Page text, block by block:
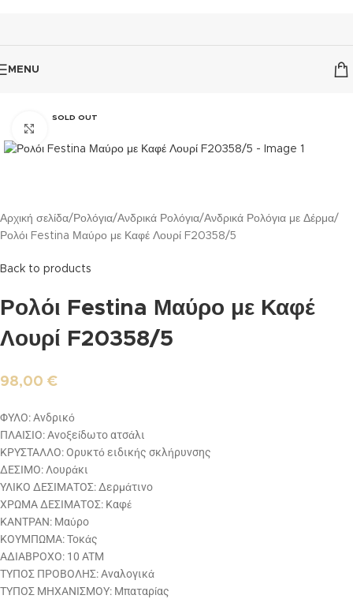
MENU
SOLD OUT
Αρχική σελίδα Ρολόγια Ανδρικά Ρολόγια Ανδρικά Ρολόγια με Δέρμα
Ρολόι Festina Μαύρο με Καφέ Λουρί F20358/5
Back to products
Ρολόι Festina Μαύρο με Καφέ
Λουρί F20358/5
98,00 €
ΦΥΛΟ: Ανδρικό
ΠΛΑΙΣΙΟ: Ανοξείδωτο ατσάλι
ΚΡΥΣΤΑΛΛΟ: Ορυκτό ειδικής σκλήρυνσης
ΔΕΣΙΜΟ: Λουράκι
ΥΛΙΚΟ ΔΕΣΙΜΑΤΟΣ: Δερμάτινο
ΧΡΩΜΑ ΔΕΣΙΜΑΤΟΣ: Καφέ
ΚΑΝΤΡΑΝ: Μαύρο
ΚΟΥΜΠΩΜΑ: Τοκάς
Α∆ΙΑΒΡΟΧΟ: 10 ATM
ΤΥΠΟΣ ΠΡΟΒΟΛΗΣ: Αναλογικά
ΤΥΠΟΣ ΜΗΧΑΝΙΣΜΟΥ: Μπαταρίας